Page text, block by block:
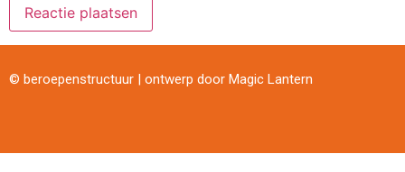
© beroepenstructuur | ontwerp door Magic Lantern